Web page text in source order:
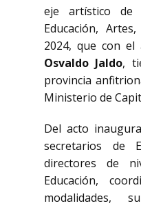
eje artístico de
Educación,
2024, que con el
Osvaldo Jaldo,
provincia
Ministerio de
Del acto
secretarios de
directores de
Educación,
modalidades,